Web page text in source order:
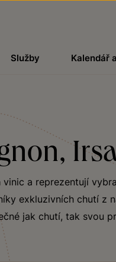
Služby Kalendář
a reprezentují
exkluzivních chutí z
jak chutí, tak svou